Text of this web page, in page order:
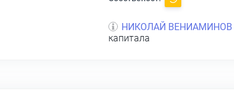
НИКОЛАЙ ВЕНИАМИНОВ
капитала